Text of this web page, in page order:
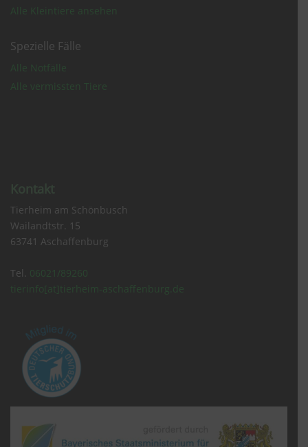
Alle Kleintiere ansehen
Spezielle Fälle
Alle Notfälle
Alle vermissten Tiere
Kontakt
Tierheim am Schönbusch
Wailandtstr. 15
63741 Aschaffenburg
Tel. 06021/89260
tierinfo[at]tierheim-aschaffenburg.de